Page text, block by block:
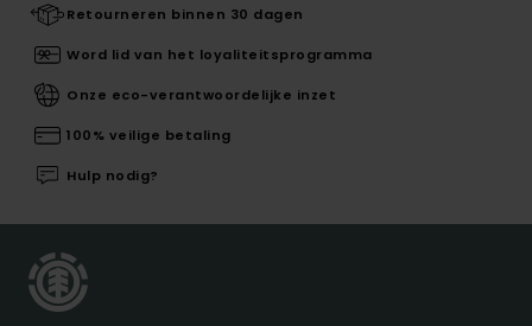
Retourneren binnen 30 dagen
Word lid van het loyaliteitsprogramma
Onze eco-verantwoordelijke inzet
100% veilige betaling
Hulp nodig?